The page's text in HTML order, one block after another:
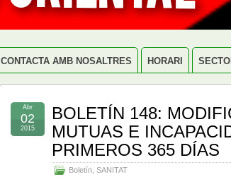
CONTACTA AMB NOSALTRES HORARI
BOLETÍN 148:
MUTUAS E
PRIMEROS 365 DÍAS
Boletín SANITAT
Abr
02
2015